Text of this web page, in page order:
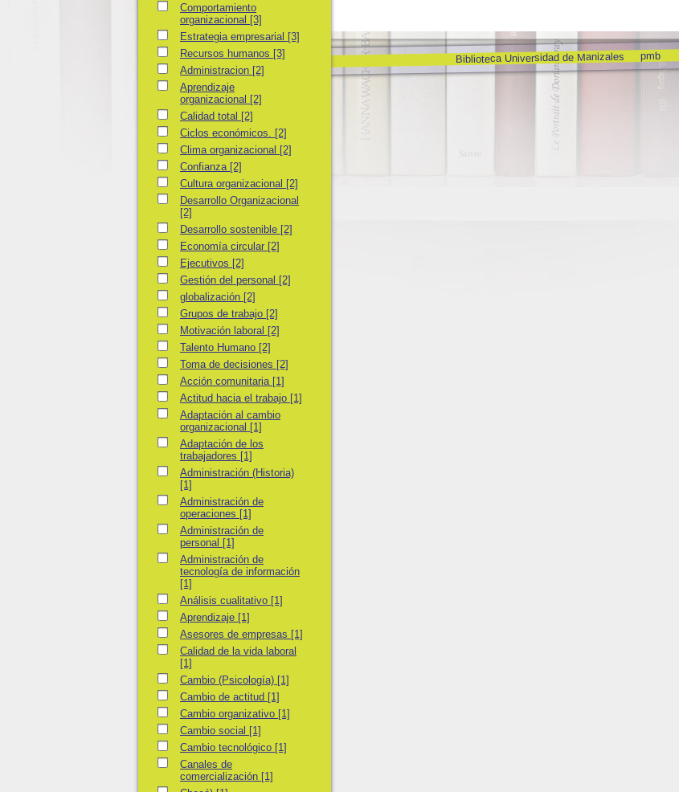
Biblioteca Universidad de Manizales pmb
Comportamiento organizacional
Comportamiento
organizacional [3]
Estrategia empresarial
Estrategia empresarial [3]
Recursos humanos
Recursos humanos [3]
Administracion
Administracion [2]
Aprendizaje organizacional
Aprendizaje
organizacional [2]
Calidad total
Calidad total [2]
Ciclos económicos.
Ciclos económicos. [2]
Clima organizacional
Clima organizacional [2]
ConfianzaConfianza [2]
Cultura organizacional
Cultura organizacional [2]
Desarrollo Organizacional
Desarrollo Organizacional
[2]
Desarrollo sostenible
Desarrollo sostenible [2]
Economía circular
Economía circular [2]
EjecutivosEjecutivos [2]
Gestión del personal
Gestión del personal [2]
globalización
globalización [2]
Grupos de trabajo
Grupos de trabajo [2]
Motivación laboral
Motivación laboral [2]
Talento Humano
Talento Humano [2]
Toma de decisiones
Toma de decisiones [2]
Acción comunitaria
Acción comunitaria [1]
Actitud hacia el trabajo
Actitud hacia el trabajo [1]
Adaptación al cambio organizacional
Adaptación al cambio
organizacional [1]
Adaptación de los trabajadores
Adaptación de los
trabajadores [1]
Administración (Historia)
Administración (Historia)
[1]
Administración de operaciones
Administración de
operaciones [1]
Administración de personal
Administración de
personal [1]
Administración de tecnología de información
Administración de
tecnología de información
[1]
Análisis cualitativo
Análisis cualitativo [1]
Aprendizaje
Aprendizaje [1]
Asesores de empresas
Asesores de empresas [1]
Calidad de la vida laboral
Calidad de la vida laboral
[1]
Cambio (Psicología)
Cambio (Psicología) [1]
Cambio de actitud
Cambio de actitud [1]
Cambio organizativo
Cambio organizativo [1]
Cambio social
Cambio social [1]
Cambio tecnológico
Cambio tecnológico [1]
Canales de comercialización
Canales de
comercialización [1]